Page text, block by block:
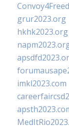
grur2023.org
hkhk2023.org
imkl2023.com